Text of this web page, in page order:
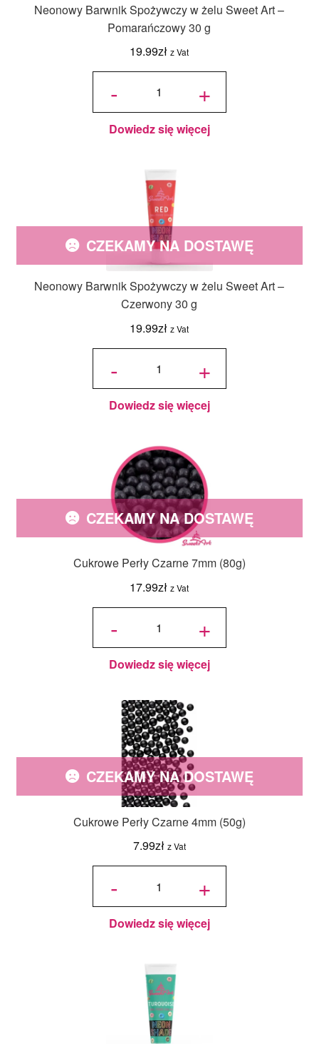
Neonowy Barwnik Spożywczy w żelu Sweet Art –
Pomarańczowy 30 g
19.99zł z Vat
-
ilość Neonowy
Spożywczy w
żelu Sweet Art
Pomarańczowy
30 g +
Dowiedz się więcej
Neonowy Barwnik Spożywczy w żelu Sweet Art –
Czerwony 30 g
19.99zł z Vat
CZEKAMY NA DOSTAWĘ
-
ilość
Spożywczy
w żelu
Sweet Art -
Czerwony
30 g
+
Dowiedz się więcej
Cukrowe Perły Czarne 7mm (80g)
17.99zł z Vat
CZEKAMY NA DOSTAWĘ
-
ilość
Czarne
7mm
(80g) +
Dowiedz się więcej
Cukrowe Perły Czarne 4mm (50g)
7.99zł z Vat
CZEKAMY NA DOSTAWĘ
-
ilość
Czarne
4mm
(50g) +
Dowiedz się więcej